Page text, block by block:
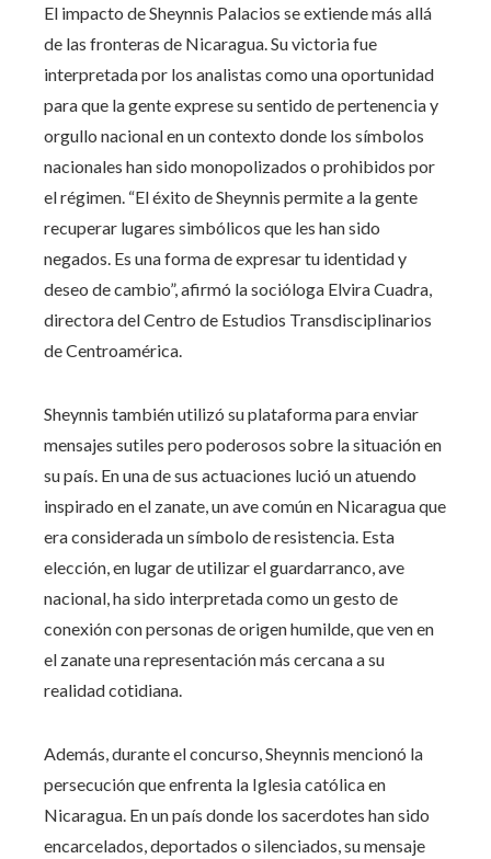
El impacto de Sheynnis Palacios se extiende más allá
de las fronteras de Nicaragua. Su victoria fue
interpretada por los analistas como una oportunidad
para que la gente exprese su sentido de pertenencia y
orgullo nacional en un contexto donde los símbolos
nacionales han sido monopolizados o prohibidos por
el régimen. “El éxito de Sheynnis permite a la gente
recuperar lugares simbólicos que les han sido
negados. Es una forma de expresar tu identidad y
deseo de cambio”, afirmó la socióloga Elvira Cuadra,
directora del Centro de Estudios Transdisciplinarios
de Centroamérica.
Sheynnis también utilizó su plataforma para enviar
mensajes sutiles pero poderosos sobre la situación en
su país. En una de sus actuaciones lució un atuendo
inspirado en el zanate, un ave común en Nicaragua que
era considerada un símbolo de resistencia. Esta
elección, en lugar de utilizar el guardarranco, ave
nacional, ha sido interpretada como un gesto de
conexión con personas de origen humilde, que ven en
el zanate una representación más cercana a su
realidad cotidiana.
Además, durante el concurso, Sheynnis mencionó la
persecución que enfrenta la Iglesia católica en
Nicaragua. En un país donde los sacerdotes han sido
encarcelados, deportados o silenciados, su mensaje